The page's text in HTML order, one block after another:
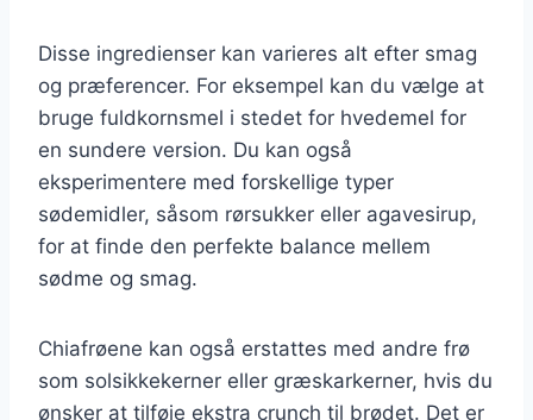
Disse ingredienser kan varieres alt efter smag
og præferencer. For eksempel kan du vælge at
bruge fuldkornsmel i stedet for hvedemel for
en sundere version. Du kan også
eksperimentere med forskellige typer
sødemidler, såsom rørsukker eller agavesirup,
for at finde den perfekte balance mellem
sødme og smag.
Chiafrøene kan også erstattes med andre frø
som solsikkekerner eller græskarkerner, hvis du
ønsker at tilføje ekstra crunch til brødet. Det er